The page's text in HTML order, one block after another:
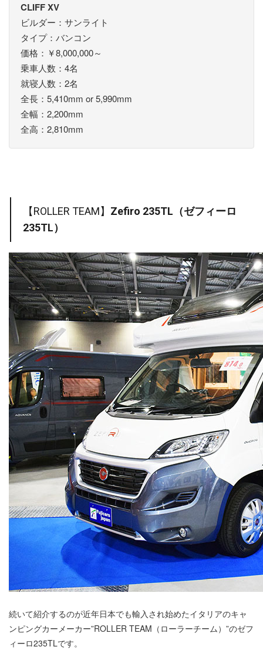
CLIFF XV
ビルダー：サンライト
タイプ：バンコン
価格：￥8,000,000～
乗車人数：4名
就寝人数：2名
全長：5,410mm or 5,990mm
全幅：2,200mm
全高：2,810mm
【ROLLER TEAM】 Zefiro 235TL（ゼフィーロ
235TL）
続いて紹介するのが近年日本でも輸入され始めたイタリアのキャ
ンピングカーメーカー”ROLLER TEAM（ローラーチーム）”のゼフ
ィーロ235TLです。